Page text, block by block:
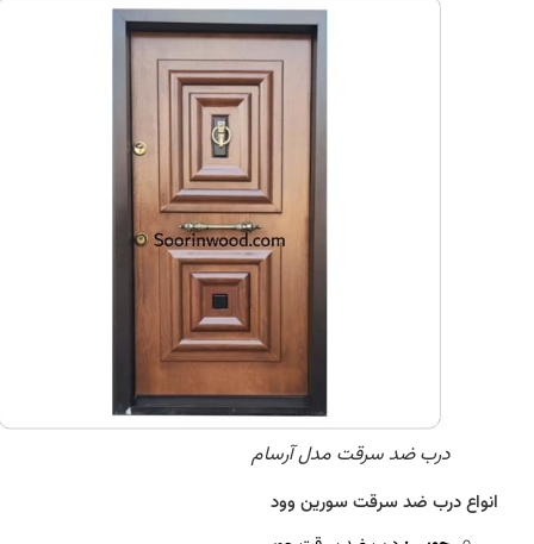
درب ضد سرقت مدل آرسام
انواع درب ضد سرقت سورین وود